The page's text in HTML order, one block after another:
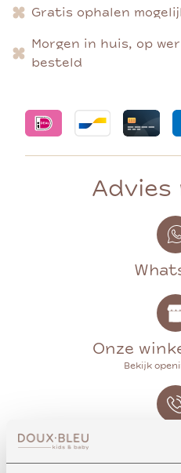
Gratis ophalen
Morgen in huis, op
besteld
Advies
Onze
Bekijk